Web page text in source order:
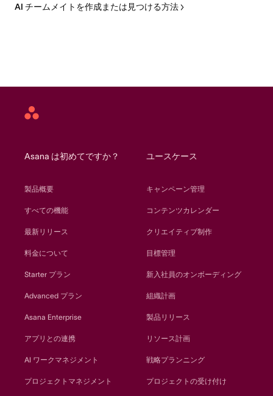
AI チームメイトを作成または見つける方法
Asana
Asana は初めてですか？
製品概要
すべての機能
最新リリース
料金について
Starter プラン
Advanced プラン
Asana Enterprise
アプリとの連携
AI ワークマネジメント
プロジェクトマネジメント
ユースケース
キャンペーン管理
コンテンツカレンダー
クリエイティブ制作
目標管理
新入社員のオンボーディング
組織計画
製品リリース
リソース計画
戦略プランニング
プロジェクトの受け付け